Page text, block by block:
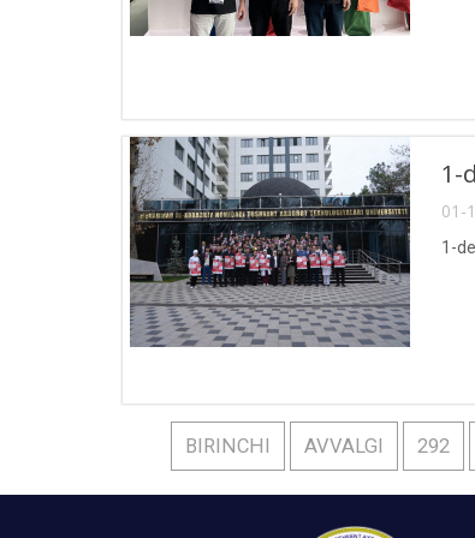
1-
01-
1-
BIRINCHI AVVALGI 292